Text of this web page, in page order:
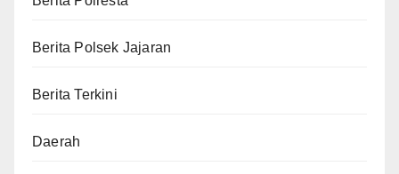
Berita Polsek Jajaran
Berita Terkini
Daerah